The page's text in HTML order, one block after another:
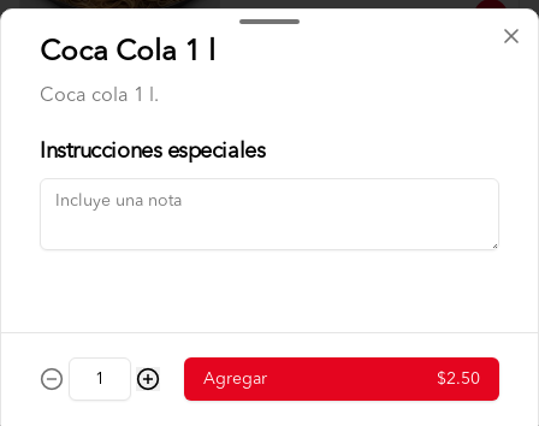
$7.25
vegetales
Coca Cola 1 l
Coca cola 1 l.
Instrucciones especiales
Agregar $2.50